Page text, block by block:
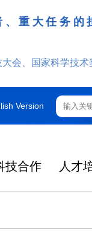
重大任务的
会、国家科学技术
Version
技合作 人才